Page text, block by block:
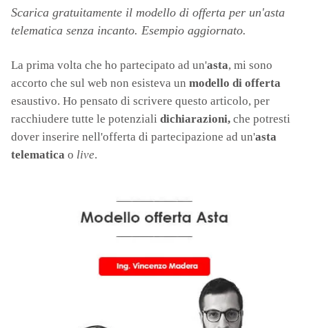
Scarica gratuitamente il modello di offerta per un'asta
telematica senza incanto. Esempio aggiornato.
La prima volta che ho partecipato ad un'asta, mi sono
accorto che sul web non esisteva un modello di offerta
esaustivo. Ho pensato di scrivere questo articolo, per
racchiudere tutte le potenziali dichiarazioni, che potresti
dover inserire nell'offerta di partecipazione ad un'asta
telematica o live.